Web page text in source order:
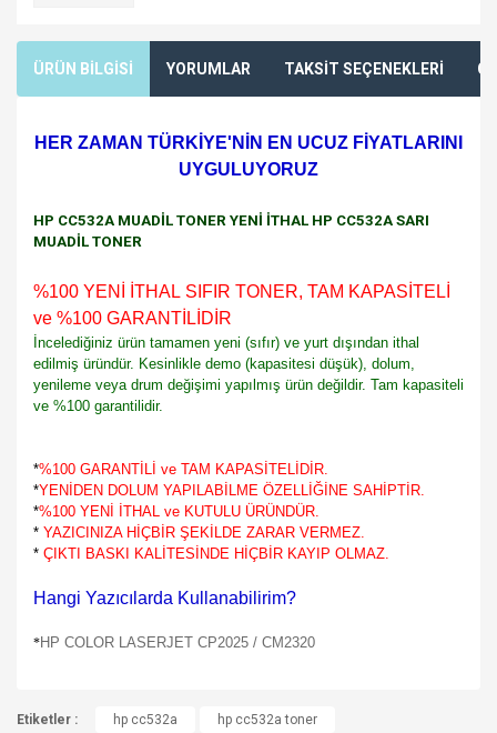
ÜRÜN BİLGİSİ YORUMLAR TAKSİT SEÇENEKLERİ
HER ZAMAN TÜRKİYE'NİN EN UCUZ FİYATLARINI
UYGULUYORUZ
HP CC532A MUADİL TONER YENİ İTHAL HP CC532A SARI
MUADİL TONER
%100 YENİ İTHAL SIFIR TONER, TAM KAPASİTELİ
ve %100 GARANTİLİDİR
İncelediğiniz ürün tamamen yeni (sıfır) ve yurt dışından ithal
edilmiş üründür. Kesinlikle demo (kapasitesi düşük), dolum,
yenileme veya drum değişimi yapılmış ürün değildir. Tam kapasiteli
ve %100 garantilidir.
*%100 GARANTİLİ ve TAM KAPASİTELİDİR.
*YENİDEN DOLUM YAPILABİLME ÖZELLİĞİNE SAHİPTİR.
*%100 YENİ İTHAL ve KUTULU ÜRÜNDÜR.
* YAZICINIZA HİÇBİR ŞEKİLDE ZARAR VERMEZ.
* ÇIKTI BASKI KALİTESİNDE HİÇBİR KAYIP OLMAZ.
Hangi Yazıcılarda Kullanabilirim?
*HP COLOR LASERJET CP2025 / CM2320
konularda yetersiz gördüğünüz noktaları öneri formunu
Etiketler : hp cc532a
hp cc532a toner